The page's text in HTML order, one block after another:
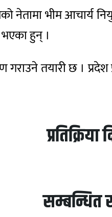
नेतामा भीम आचार्य
हुन् ।
तयारी छ । प्रदेश
सम्बन्धित